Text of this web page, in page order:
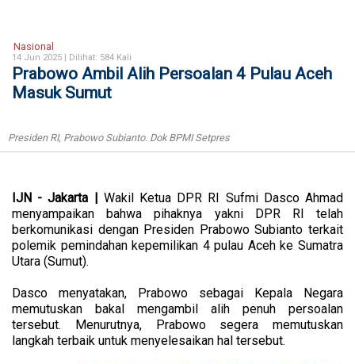
Nasional
14 Jun 2025 | Dilihat: 584 Kali
Prabowo Ambil Alih Persoalan 4 Pulau Aceh
Masuk Sumut
Presiden RI, Prabowo Subianto. Dok BPMI Setpres
IJN - Jakarta | Wakil Ketua DPR RI Sufmi Dasco Ahmad
menyampaikan bahwa pihaknya yakni DPR RI telah
berkomunikasi dengan Presiden Prabowo Subianto terkait
polemik pemindahan kepemilikan 4 pulau Aceh ke Sumatra
Utara (Sumut).
Dasco menyatakan, Prabowo sebagai Kepala Negara
memutuskan bakal mengambil alih penuh persoalan
tersebut. Menurutnya, Prabowo segera memutuskan
langkah terbaik untuk menyelesaikan hal tersebut.